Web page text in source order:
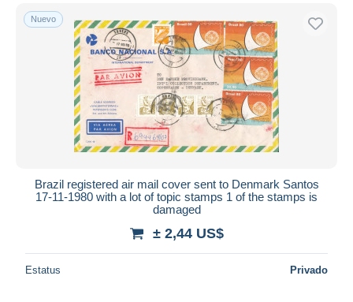
Nuevo
Brazil registered air mail cover sent to Denmark Santos
17-11-1980 with a lot of topic stamps 1 of the stamps is
damaged
± 2,44 US$
Estatus Privado